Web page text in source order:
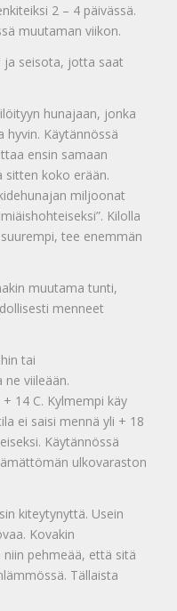
2 – 4 päivässä.
muutaman viikon.
ja seisota, jotta saat
hunajaan, jonka
hyvin. Käytännössä
ensin samaan
sitten koko erään.
miljoonat
Kilolla
tee enemmän
muutama tunti,
menneet
tai
viileään.
14 C. Kylmempi käy
ei saisi mennä yli + 18
Käytännössä
ulkovaraston
kiteytynyttä. Usein
Kovakin
pehmeää, että sitä
Tällaista